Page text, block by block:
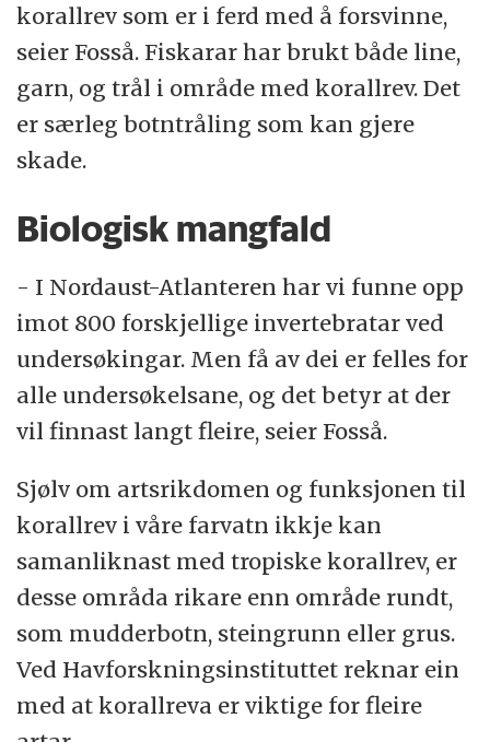
korallrev som er i ferd med å forsvinne,
seier Fosså. Fiskarar har brukt både line,
garn, og trål i område med korallrev. Det
er særleg botntråling som kan gjere
skade.
Biologisk mangfald
- I Nordaust-Atlanteren har vi funne opp
imot 800 forskjellige invertebratar ved
undersøkingar. Men få av dei er felles for
alle undersøkelsane, og det betyr at der
vil finnast langt fleire, seier Fosså.
Sjølv om artsrikdomen og funksjonen til
korallrev i våre farvatn ikkje kan
samanliknast med tropiske korallrev, er
desse områda rikare enn område rundt,
som mudderbotn, steingrunn eller grus.
Ved Havforskningsinstituttet reknar ein
med at korallreva er viktige for fleire